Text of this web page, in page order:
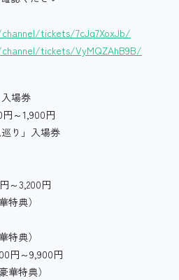
tickets/7cJq7XoxJb/
tickets/VyMQZAhB9B/
場券
～1,900円
り」入場券
～3,200円
特典）
特典）
円～9,900円
華特典）